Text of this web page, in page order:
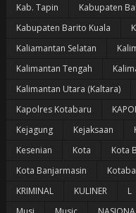
Kab. Tapin
Kabupaten
Kabupaten Barito Kuala
Kaliamantan Selatan
Kalimantan Tengah
Kalimantan Utara (Kaltara)
Kapolres Kotabaru
Kejagung
Kejaksaan
Kesenian
Kota Kota
Kota Banjarmasin
KRIMINAL
KULINER L